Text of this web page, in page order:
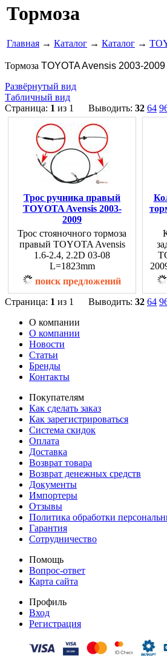
Тормоза
Главная → Каталог → Каталог →
Тормоза TOYOTA Avensis 2003-
Развёрнутый вид
Табличный вид
Страница: 1 из 1 Выводить: 32 64
Трос ручника правый
TOYOTA Avensis 2003-
2009
Трос стояночного тормоза
правый TOYOTA Avensis
1.6-2.4, 2.2D 03-08
L=1823mm
поиск предложений
Страница: 1 из 1 Выводить: 32 64
О компании
О компании
Новости
Статьи
Бренды
Контакты
Покупателям
Как сделать заказ
Как зарегистрироваться
Система скидок
Оплата
Доставка
Возврат товара
Возврат денежных средств
Документы
Импортеры
Отзывы
Политика обработки
Гарантия
Сотрудничество
Помощь
Вопрос-ответ
Карта сайта
Профиль
Вход
Регистрация